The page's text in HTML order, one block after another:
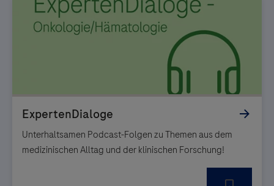
Unterhaltsamen Podcast-Folgen zu Themen aus dem
medizinischen Alltag und der klinischen Forschung!